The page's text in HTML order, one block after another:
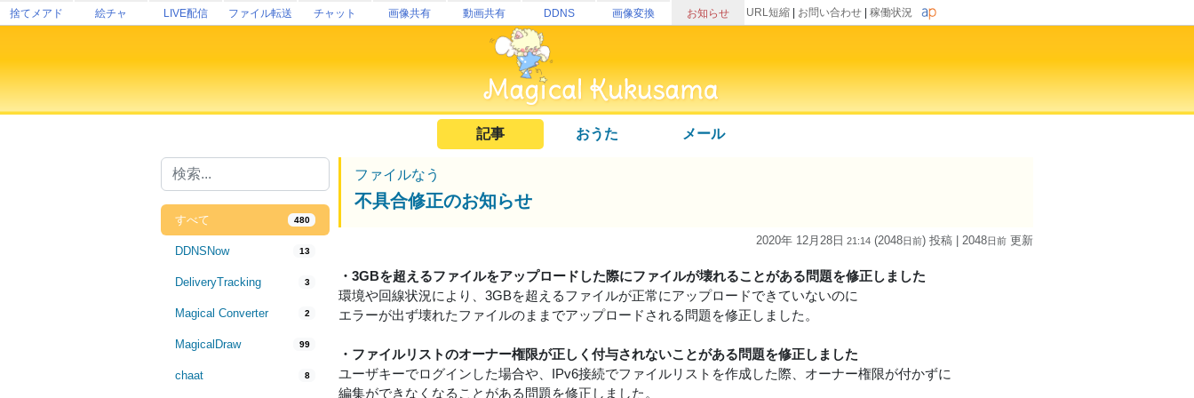
捨てメアド 絵チャ LIVE配信 ファイル転送 チャット 画像共有 動画共有 DDNS 画像変換 お知らせ URL短縮 お問い合わせ 稼働状況
記事 おうた メール
すべて 480
DDNSNow 13
DeliveryTracking 3
Magical Converter 2
MagicalDraw 99
chaat 8
ファイルなう
不具合修正のお知らせ
2020年 12月28日 21:14 (2048日前) 投稿 | 2048日前 更新
・3GBを超えるファイルをアップロードした際にファイルが壊れることがある問題を修正しました
環境や回線状況により、3GBを超えるファイルが正常にアップロードできていないのに
エラーが出ず壊れたファイルのままでアップロードされる問題を修正しました。
・ファイルリストのオーナー権限が正しく付与されないことがある問題を修正しました
ユーザキーでログインした場合や、IPv6接続でファイルリストを作成した際、オーナー権限が付かずに
編集ができなくなることがある問題を修正しました。